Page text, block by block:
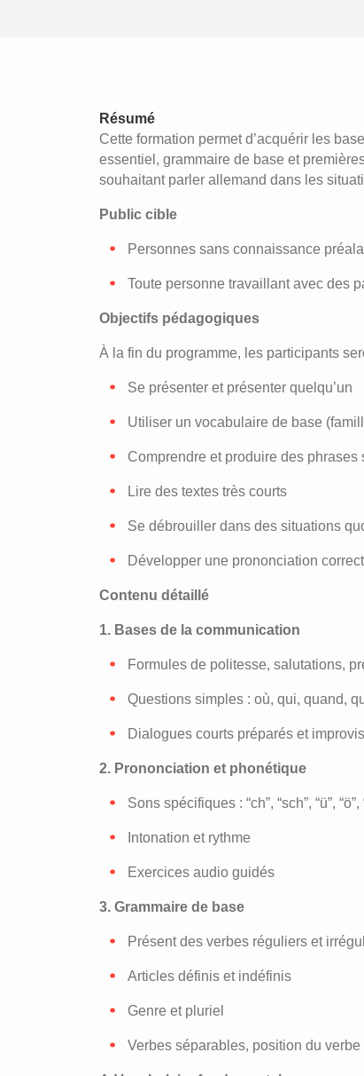
Résumé
Cette formation permet d’acquérir les
essentiel, grammaire de base et
souhaitant parler allemand dans les
Public cible
Personnes sans connaissance
Toute personne travaillant avec des
Objectifs pédagogiques
À la fin du programme, les participants
Se présenter et présenter quelqu’un
Utiliser un vocabulaire de base
Comprendre et produire des phrases
Lire des textes très courts
Se débrouiller dans des situations
Développer une prononciation
Contenu détaillé
1. Bases de la communication
Formules de politesse, salutations,
Questions simples : où, qui, quand,
Dialogues courts préparés et
2. Prononciation et phonétique
Sons spécifiques : “ch”, “sch”, “ü”, “ö”,
Intonation et rythme
Exercices audio guidés
3. Grammaire de base
Présent des verbes réguliers et
Articles définis et indéfinis
Genre et pluriel
Verbes séparables, position du